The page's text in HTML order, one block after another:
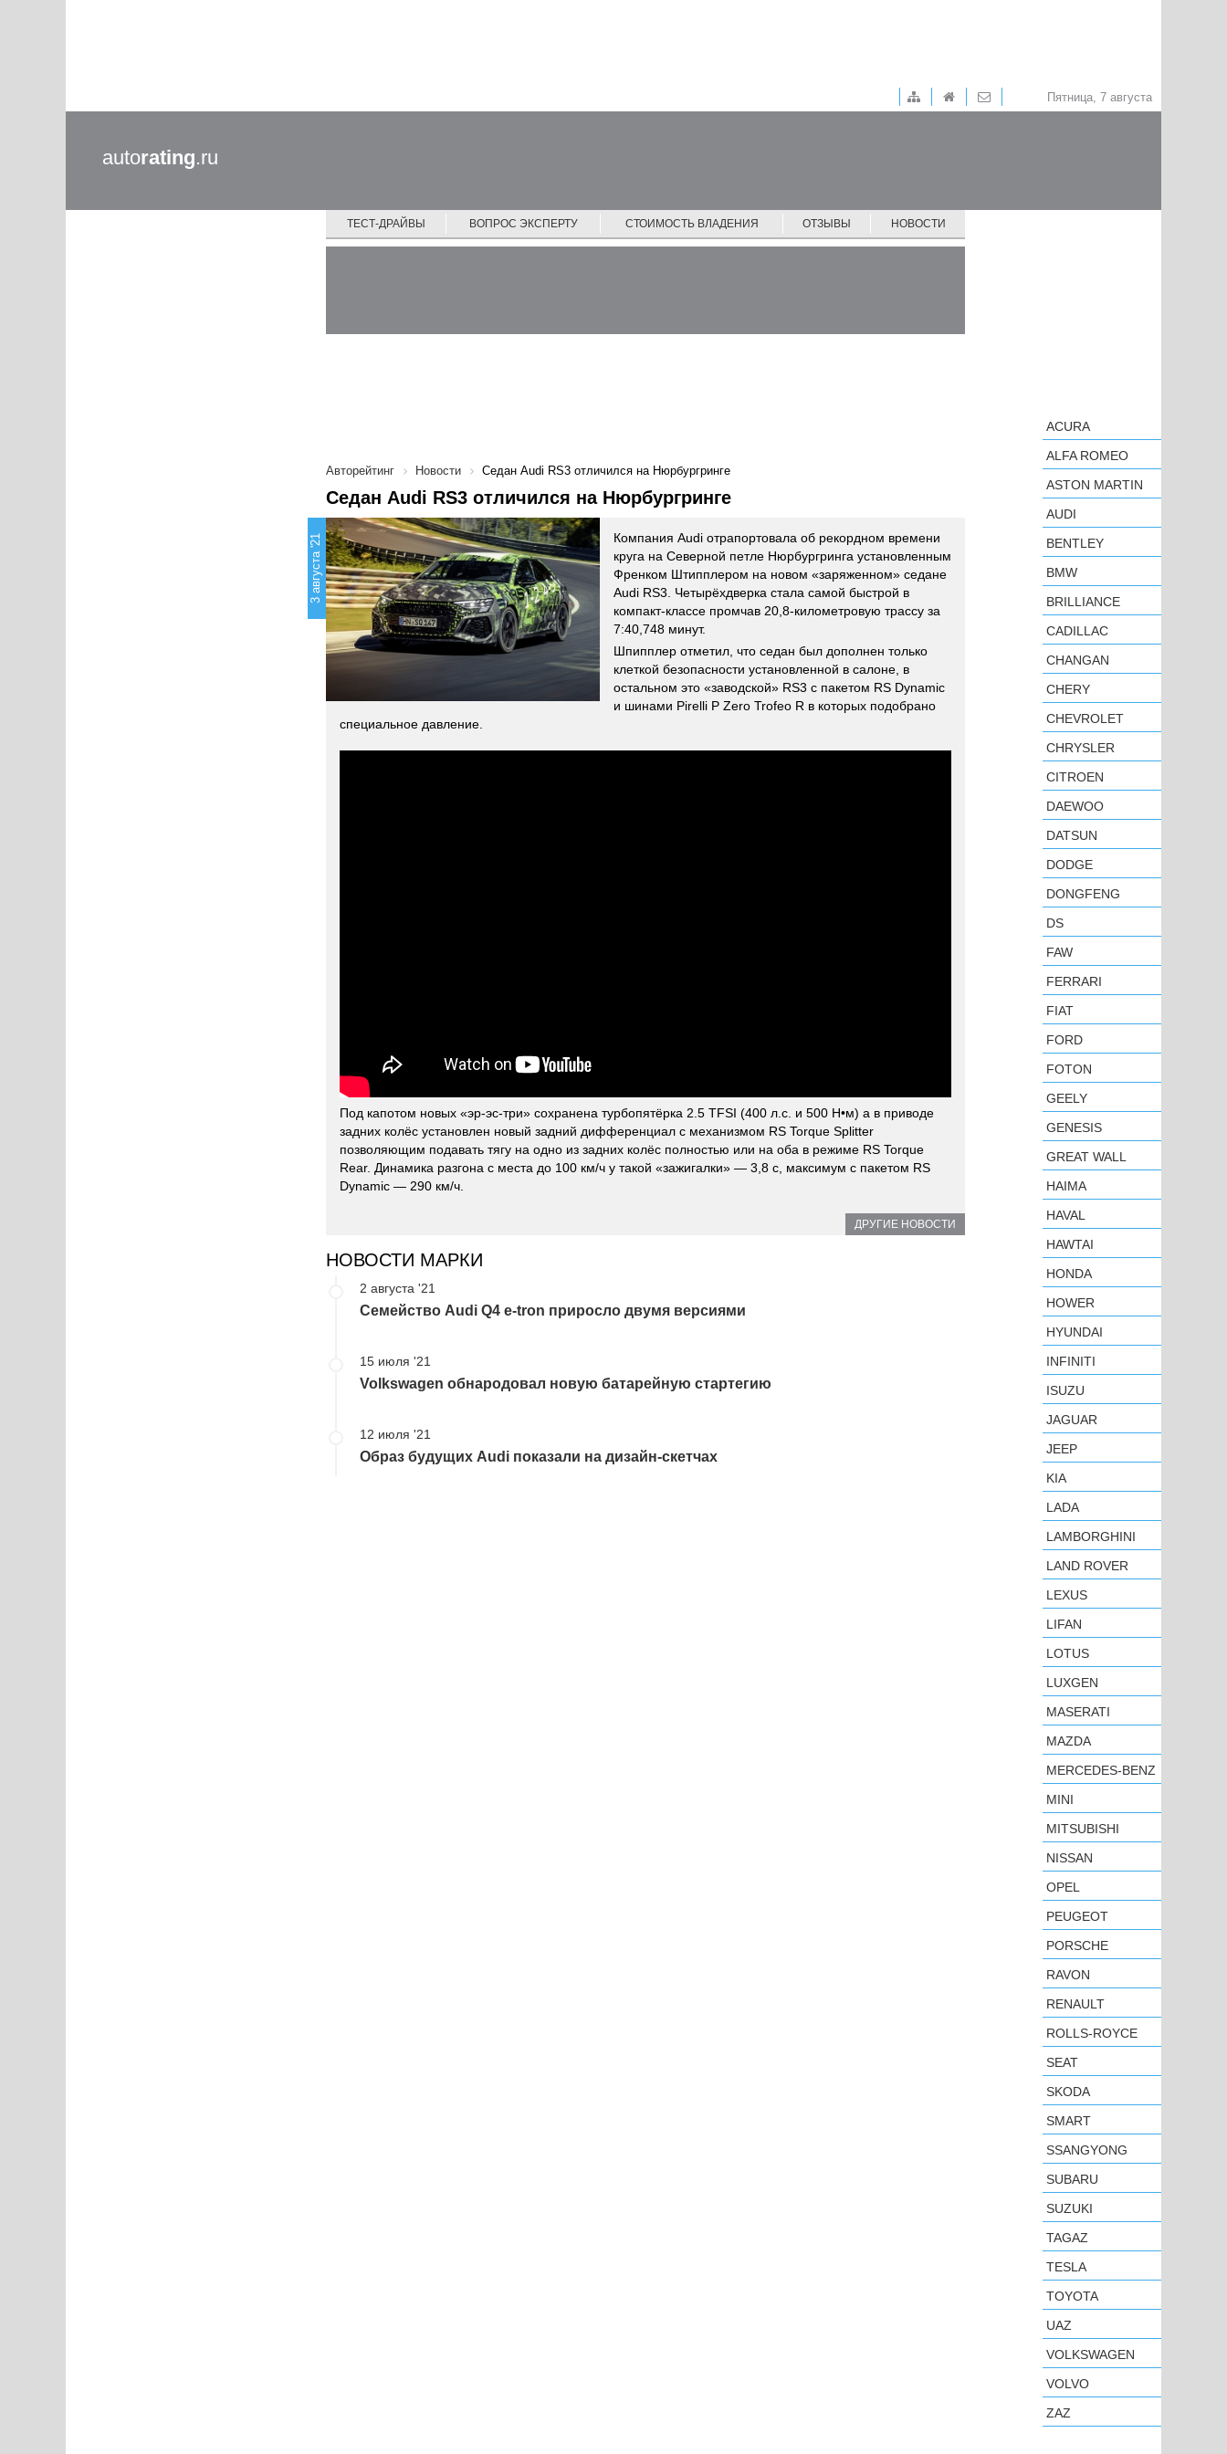
Пятница, 7 августа
autorating.ru
ТЕСТ-ДРАЙВЫ ВОПРОС ЭКСПЕРТУ СТОИМОСТЬ ВЛАДЕНИЯ ОТЗЫВЫ НОВОСТИ
Авторейтинг Новости Седан Audi RS3 отличился на Нюрбургринге
Седан Audi RS3 отличился на Нюрбургринге
3 августа '21
Компания Audi отрапортовала об рекордном времени
круга на Северной петле Нюрбургринга установленным
Френком Штипплером на новом «заряженном» седане
Audi RS3. Четырёхдверка стала самой быстрой в
компакт-классе промчав 20,8-километровую трассу за
7:40,748 минут.
Шпипплер отметил, что седан был дополнен только
клеткой безопасности установленной в салоне, в
остальном это «заводской» RS3 c пакетом RS Dynamic
и шинами Рirelli Р Zero Trofeo R в которых подобрано
специальное давление.
Под капотом новых «эр-эс-три» сохранена турбопятёрка 2.5 TFSI (400 л.с. и 500 Н•м) а в приводе
задних колёс установлен новый задний дифференциал с механизмом RS Torque Splitter
позволяющим подавать тягу на одно из задних колёс полностью или на оба в режиме RS Torque
Rear. Динамика разгона с места до 100 км/ч у такой «зажигалки» — 3,8 с, максимум с пакетом RS
Dynamic — 290 км/ч.
ДРУГИЕ НОВОСТИ
НОВОСТИ МАРКИ
2 августа '21
Семейство Audi Q4 e-tron приросло двумя версиями
15 июля '21
Volkswagen обнародовал новую батарейную стартегию
12 июля '21
Образ будущих Audi показали на дизайн-скетчах
ACURA
ALFA ROMEO
ASTON MARTIN
AUDI
BENTLEY
BMW
BRILLIANCE
CADILLAC
CHANGAN
CHERY
CHEVROLET
CHRYSLER
CITROEN
DAEWOO
DATSUN
DODGE
DONGFENG
DS
FAW
FERRARI
FIAT
FORD
FOTON
GEELY
GENESIS
GREAT WALL
HAIMA
HAVAL
HAWTAI
HONDA
HOWER
HYUNDAI
INFINITI
ISUZU
JAGUAR
JEEP
KIA
LADA
LAMBORGHINI
LAND ROVER
LEXUS
LIFAN
LOTUS
LUXGEN
MASERATI
MAZDA
MERCEDES-BENZ
MINI
MITSUBISHI
NISSAN
OPEL
PEUGEOT
PORSCHE
RAVON
RENAULT
ROLLS-ROYCE
SEAT
SKODA
SMART
SSANGYONG
SUBARU
SUZUKI
TAGAZ
TESLA
TOYOTA
UAZ
VOLKSWAGEN
VOLVO
ZAZ